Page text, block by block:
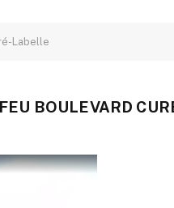
Labelle
BOULEVARD